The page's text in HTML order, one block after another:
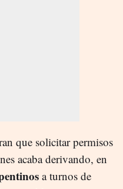
que solicitar permisos
acaba derivando, en
a turnos de